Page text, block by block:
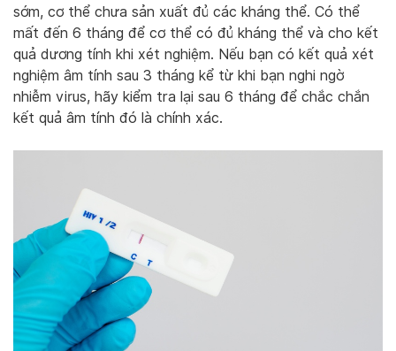
sớm, cơ thể chưa sản xuất đủ các kháng thể. Có thể
mất đến 6 tháng để cơ thể có đủ kháng thể và cho kết
quả dương tính khi xét nghiệm. Nếu bạn có kết quả xét
nghiệm âm tính sau 3 tháng kể từ khi bạn nghi ngờ
nhiễm virus, hãy kiểm tra lại sau 6 tháng để chắc chắn
kết quả âm tính đó là chính xác.